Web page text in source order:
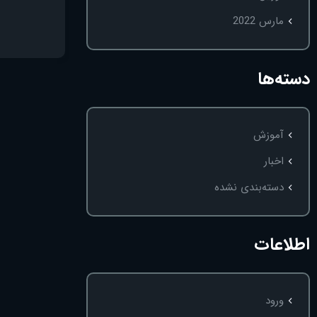
مارس 2022
دسته‌ها
آموزش
اخبار
دسته‌بندی نشده
اطلاعات
ورود